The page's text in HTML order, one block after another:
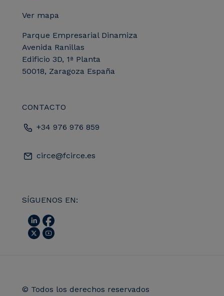
Ver mapa
Parque Empresarial Dinamiza
Avenida Ranillas
Edificio 3D, 1ª Planta
50018, Zaragoza España
CONTACTO
+34 976 976 859
circe@fcirce.es
SÍGUENOS EN:
© Todos los derechos reservados